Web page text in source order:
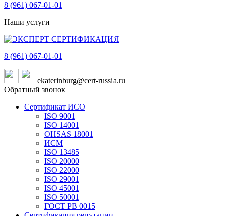
8 (961) 067-01-01
Наши услуги
8 (961) 067-01-01
ekaterinburg@cert-russia.ru
Обратный звонок
Сертификат ИСО
ISO 9001
ISO 14001
OHSAS 18001
ИСМ
ISO 13485
ISO 20000
ISO 22000
ISO 29001
ISO 45001
ISO 50001
ГОСТ РВ 0015